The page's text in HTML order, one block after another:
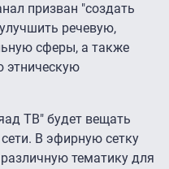
призван "создать
речевую,
сферы, а также
этническую
ТВ" будет вещать
В эфирную сетку
тематику для